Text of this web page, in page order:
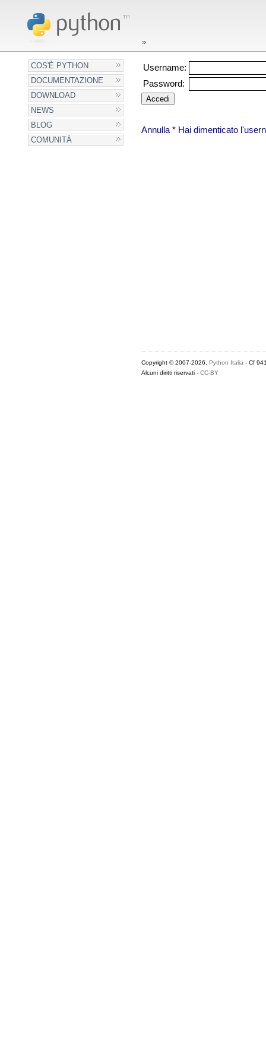
COS'È PYTHON
DOCUMENTAZIONE
DOWNLOAD
NEWS
BLOG
COMUNITÀ
Username:
Password:
Annulla* Hai dimenticato
Copyright © 2007-2026, Python Italia - Cf
Alcuni diritti riservati - CC-BY